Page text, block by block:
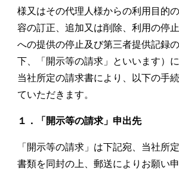
様又はその代理人様からの利用目的
容の訂正、追加又は削除、利用の停
への提供の停止及び第三者提供記録
下、「開示等の請求」といいます）に
当社所定の請求書により、以下の手
ていただきます。
１．「開示等の請求」申出先
「開示等の請求」は下記宛、当社所
書類を同封の上、郵送によりお願い申